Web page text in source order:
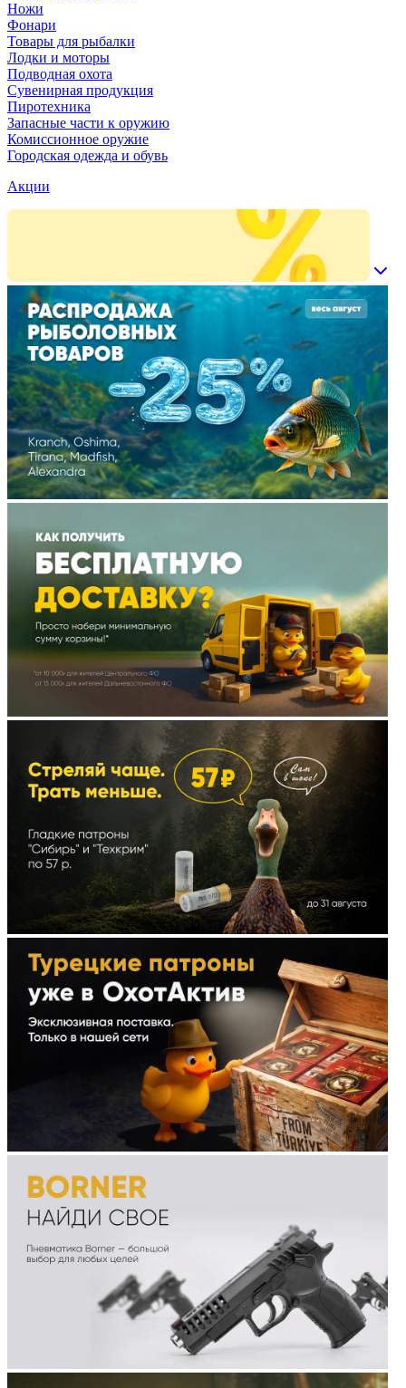
Ножи
Фонари
Товары для рыбалки
Лодки и моторы
Подводная охота
Сувенирная продукция
Пиротехника
Запасные части к оружию
Комиссионное оружие
Городская одежда и обувь
Акции